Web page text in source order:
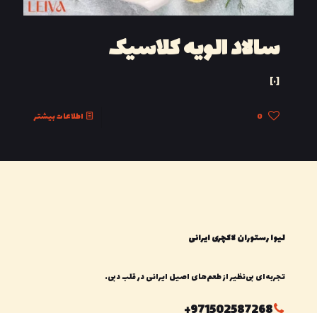
سالاد الویه کلاسیک
[…]
0 اطلاعات بیشتر
لیوا رستوران لاکچری ایرانی
تجربه‌ای بی‌نظیر از طعم‌های اصیل ایرانی در قلب دبی.